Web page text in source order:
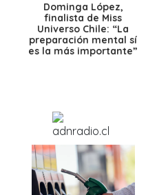
Dominga López,
finalista de Miss
Universo Chile: “La
preparación mental sí
es la más importante”